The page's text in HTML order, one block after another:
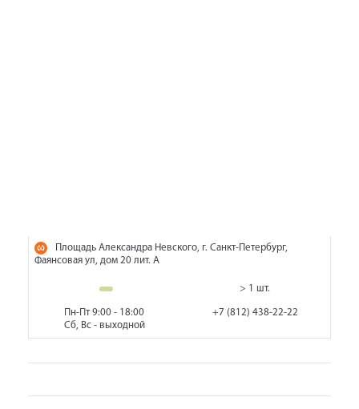
Площадь Александра Невского, г. Санкт-Петербург,
Фаянсовая ул, дом 20 лит. А
> 1 шт.
Пн-Пт 9:00 - 18:00
Сб, Вс - выходной
+7 (812) 438-22-22